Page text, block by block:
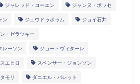
ジャレッド・コーエン ジャンヌ・ボッセ
ン ジュウドゥポゥム ジョイ石井
・ゼラツキー
レーソン ジョー・ヴィターレ
スエヒロ スペンサー・ジョンソン
タモリ ダニエル・バレット